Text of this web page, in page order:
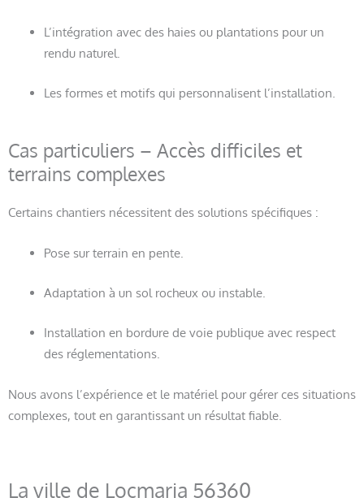
L’intégration avec des haies ou plantations pour un
rendu naturel.
Les formes et motifs qui personnalisent l’installation.
Cas particuliers – Accès difficiles et
terrains complexes
Certains chantiers nécessitent des solutions spécifiques :
Pose sur terrain en pente.
Adaptation à un sol rocheux ou instable.
Installation en bordure de voie publique avec respect
des réglementations.
Nous avons l’expérience et le matériel pour gérer ces situations
complexes, tout en garantissant un résultat fiable.
La ville de Locmaria 56360